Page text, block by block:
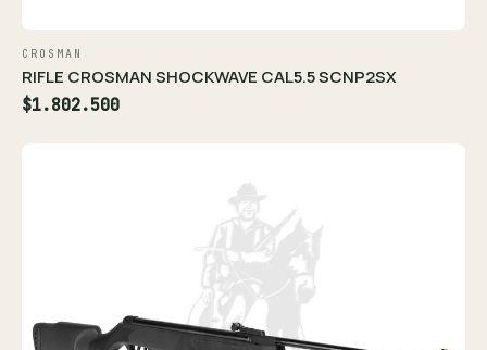
CROSMAN
RIFLE CROSMAN SHOCKWAVE CAL5.5 SCNP2SX
$1.802.500